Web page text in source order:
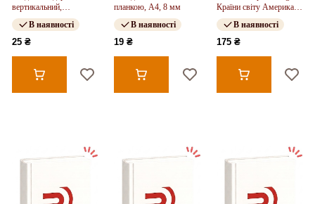
вертикальний,
димчастий синій, 4500V
(54*85мм)
В наявності
25 ₴
планкою, А4, 8 мм
В наявності
19 ₴
Країни світу Америка та
Океанія (31104)
В наявності
175 ₴